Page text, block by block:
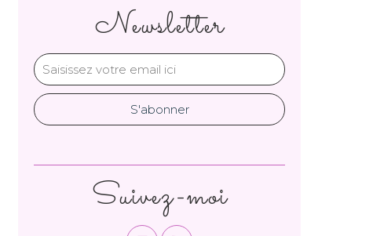
Newsletter
Suivez-moi